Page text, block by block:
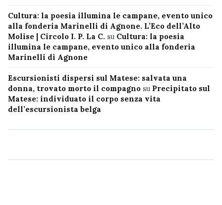
Cultura: la poesia illumina le campane, evento unico
alla fonderia Marinelli di Agnone. L’Eco dell’Alto
Molise | Circolo I. P. La C. su Cultura: la poesia
illumina le campane, evento unico alla fonderia
Marinelli di Agnone
Escursionisti dispersi sul Matese: salvata una
donna, trovato morto il compagno su Precipitato sul
Matese: individuato il corpo senza vita
dell’escursionista belga